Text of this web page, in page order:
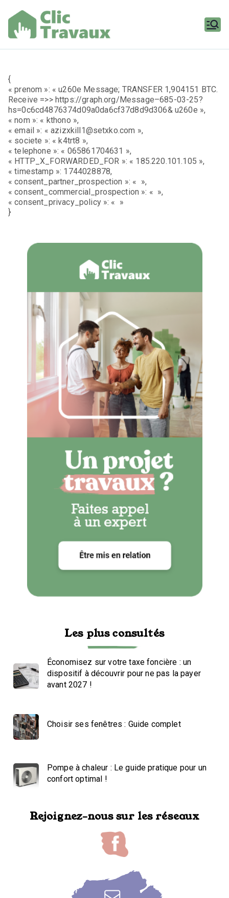
contenu
{
« prenom »: « u260e Message; TRANSFER 1,904151 BTC.
Receive =>> https://graph.org/Message–685-03-25?
hs=0c6cd4876374d09a0da6cf37d8d9d306& u260e »,
« nom »: « kthono »,
« email »: « azizxkill1@setxko.com »,
« societe »: « k4trt8 »,
« telephone »: « 065861704631 »,
« HTTP_X_FORWARDED_FOR »: « 185.220.101.105 »,
« timestamp »: 1744028878,
« consent_partner_prospection »: « »,
« consent_commercial_prospection »: « »,
« consent_privacy_policy »: « »
}
Les plus consultés
Économisez sur votre taxe foncière : un
dispositif à découvrir pour ne pas la payer
avant 2027 !
Choisir ses fenêtres : Guide complet
Pompe à chaleur : Le guide pratique pour un
confort optimal !
Rejoignez-nous sur les réseaux